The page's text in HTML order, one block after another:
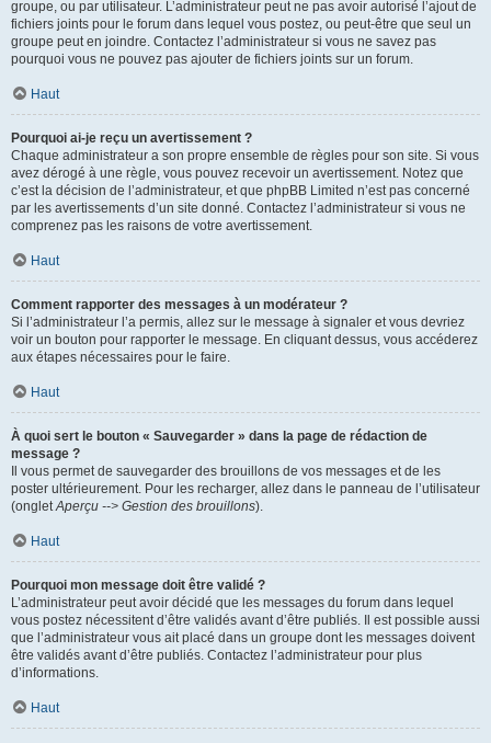
groupe, ou par utilisateur. L’administrateur peut ne pas avoir autorisé l’ajout de
fichiers joints pour le forum dans lequel vous postez, ou peut-être que seul un
groupe peut en joindre. Contactez l’administrateur si vous ne savez pas
pourquoi vous ne pouvez pas ajouter de fichiers joints sur un forum.
Haut
Pourquoi ai-je reçu un avertissement ?
Chaque administrateur a son propre ensemble de règles pour son site. Si vous
avez dérogé à une règle, vous pouvez recevoir un avertissement. Notez que
c’est la décision de l’administrateur, et que phpBB Limited n’est pas concerné
par les avertissements d’un site donné. Contactez l’administrateur si vous ne
comprenez pas les raisons de votre avertissement.
Haut
Comment rapporter des messages à un modérateur ?
Si l’administrateur l’a permis, allez sur le message à signaler et vous devriez
voir un bouton pour rapporter le message. En cliquant dessus, vous accéderez
aux étapes nécessaires pour le faire.
Haut
À quoi sert le bouton « Sauvegarder » dans la page de rédaction de
message ?
Il vous permet de sauvegarder des brouillons de vos messages et de les
poster ultérieurement. Pour les recharger, allez dans le panneau de l’utilisateur
(ongletAperçu --> Gestion des brouillons).
Haut
Pourquoi mon message doit être validé ?
L’administrateur peut avoir décidé que les messages du forum dans lequel
vous postez nécessitent d’être validés avant d’être publiés. Il est possible aussi
que l’administrateur vous ait placé dans un groupe dont les messages doivent
être validés avant d’être publiés. Contactez l’administrateur pour plus
d’informations.
Haut